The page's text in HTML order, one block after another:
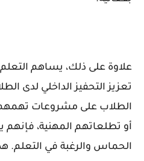
علاوة على ذلك، يساهم
تعزيز التحفيز الداخلي لدى
الطلاب على مشروعات تهمهم
أو تطلعاتهم المهنية،
الحماس والرغبة في التعلم.